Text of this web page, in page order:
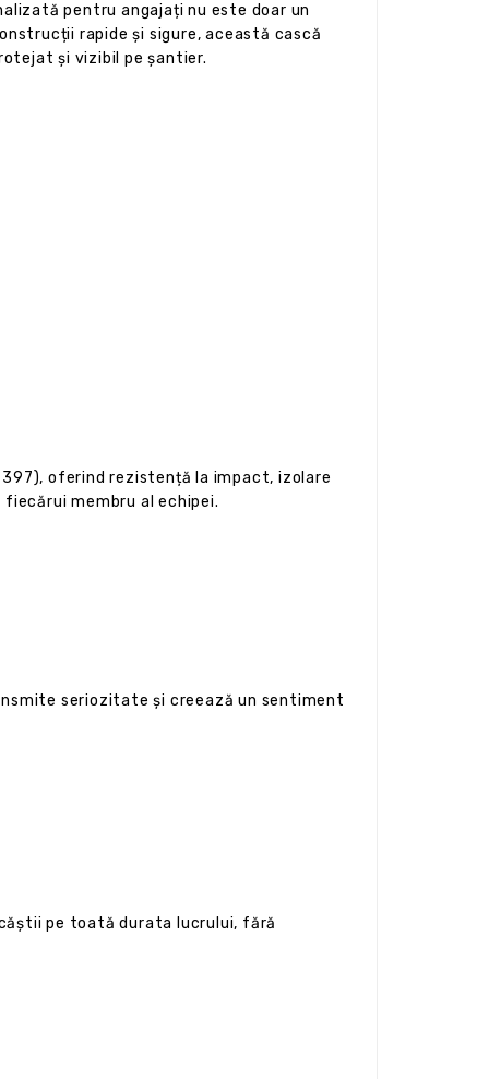
pentru angajați nu este doar un
rapide și sigure, această cască
și vizibil pe șantier.
oferind rezistență la impact, izolare
membru al echipei.
seriozitate și creează un sentiment
pe toată durata lucrului, fără